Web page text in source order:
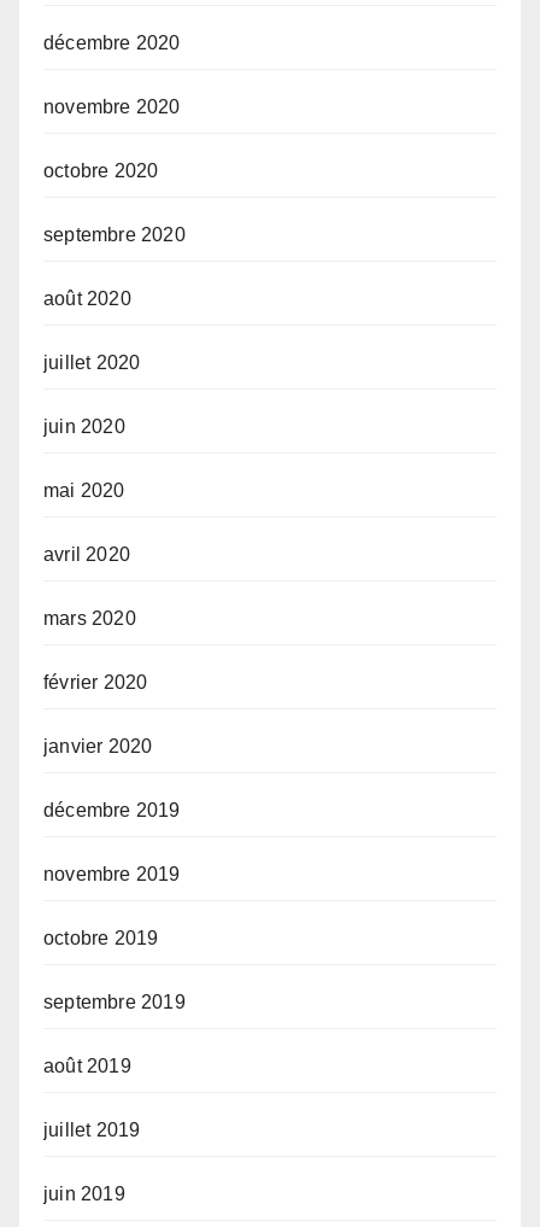
décembre 2020
novembre 2020
octobre 2020
septembre 2020
août 2020
juillet 2020
juin 2020
mai 2020
avril 2020
mars 2020
février 2020
janvier 2020
décembre 2019
novembre 2019
octobre 2019
septembre 2019
août 2019
juillet 2019
juin 2019